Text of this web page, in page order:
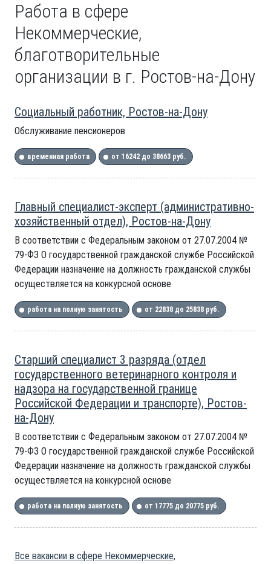
Работа в сфере
Некоммерческие,
благотворительные
организации в г. Ростов-на-Дону
Социальный работник, Ростов-на-Дону
Обслуживание пенсионеров
временная работа от 16242 до 38663 руб.
Главный специалист-эксперт (административно-
хозяйственный отдел), Ростов-на-Дону
В соответствии с Федеральным законом от 27.07.2004 №
79-ФЗ О государственной гражданской службе Российской
Федерации назначение на должность гражданской службы
осуществляется на конкурсной основе
работа на полную занятость от 22838 до 25838 руб.
Старший специалист 3 разряда (отдел
государственного ветеринарного контроля и
надзора на государственной границе
Российской Федерации и транспорте), Ростов-
на-Дону
В соответствии с Федеральным законом от 27.07.2004 №
79-ФЗ О государственной гражданской службе Российской
Федерации назначение на должность гражданской службы
осуществляется на конкурсной основе
работа на полную занятость от 17775 до 20775 руб.
Все вакансии в сфере Некоммерческие,